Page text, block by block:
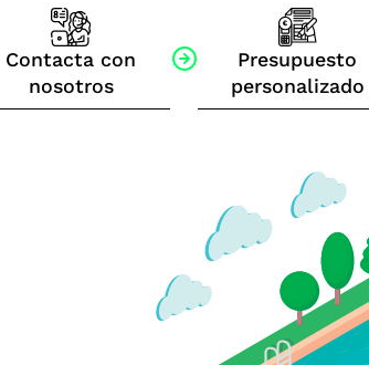
Contacta con
nosotros
Presupuesto
personalizado